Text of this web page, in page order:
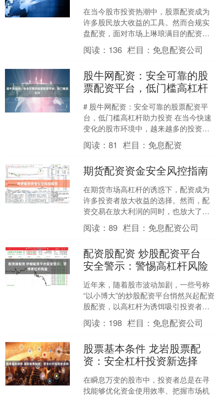
在当今股市投资热潮中，股票配资成为
许多股民放大收益的工具。然而合规实
盘配资，面对市场上琳琅满目的配资平
台，如何选择安全正规、低息可靠的配
资公司成为投资者关注的焦....
阅读： 136 栏目： 免息配资公司
股牛网配资：安全可靠的股
票配资平台，低门槛高杠杆
# 股牛网配资：安全可靠的股票配资平
台，低门槛高杠杆助力投资 在当今快速
变化的股市环境中，越来越多的投资者
寻求通过股票配资来放大收益机会。然
而，面对市场上众多的....
阅读：81 栏目： 免息配资
期货配资资金安全风控指南
在期货市场高杠杆的诱惑下，配资成为
许多投资者放大收益的选择。然而，配
资交易在放大利润的同时，也放大了资
金安全风险。据统计，超过60%的配资亏
损案例与风控缺失直接....
阅读：89 栏目： 免息配资公司
配资股配资 炒股配资平台
安全警示：警惕高杠杆风险
近年来，随着股市波动加剧，一些号称
“以小博大”的炒股配资平台悄然兴起配资
股配资，以高杠杆为诱饵吸引投资者。
然而，这看似诱人的“捷径”背后，实则隐
藏着巨大的风险深....
阅读： 198 栏目： 免息配资公司
股票基本条件 龙岩股票配
资：安全杠杆投资新选择
在瞬息万变的股市中，投资者总是在寻
找能够优化资金使用效率、把握市场机